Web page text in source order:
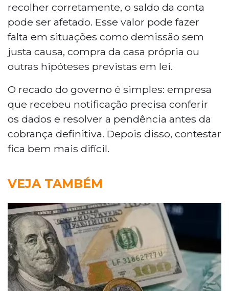
recolher corretamente, o saldo da conta
pode ser afetado. Esse valor pode fazer
falta em situações como demissão sem
justa causa, compra da casa própria ou
outras hipóteses previstas em lei.
O recado do governo é simples: empresa
que recebeu notificação precisa conferir
os dados e resolver a pendência antes da
cobrança definitiva. Depois disso, contestar
fica bem mais difícil.
VEJA TAMBÉM